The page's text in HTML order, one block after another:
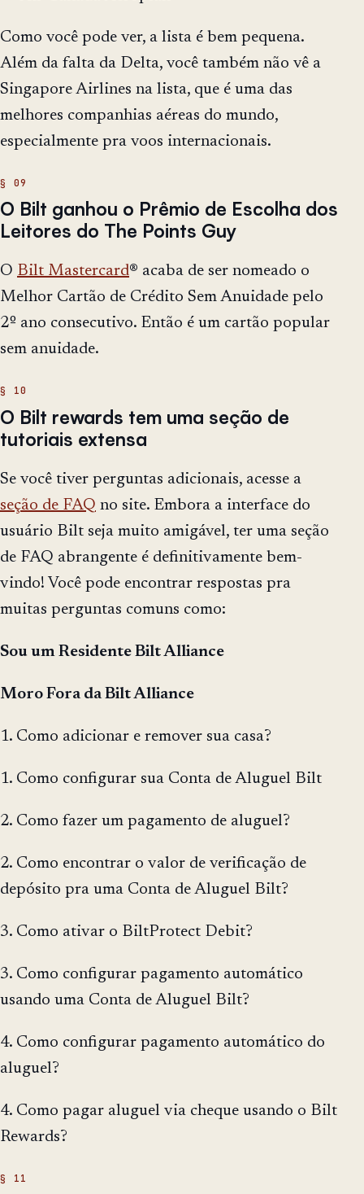
Como você pode ver, a lista é bem pequena.
Além da falta da Delta, você também não vê a
Singapore Airlines na lista, que é uma das
melhores companhias aéreas do mundo,
especialmente pra voos internacionais.
O Bilt ganhou o Prêmio de Escolha dos
Leitores do The Points Guy
O Bilt Mastercard® acaba de ser nomeado o
Melhor Cartão de Crédito Sem Anuidade pelo
2º ano consecutivo. Então é um cartão popular
sem anuidade.
O Bilt rewards tem uma seção de
tutoriais extensa
Se você tiver perguntas adicionais, acesse a
seção de FAQ no site. Embora a interface do
usuário Bilt seja muito amigável, ter uma seção
de FAQ abrangente é definitivamente bem-
vindo! Você pode encontrar respostas pra
muitas perguntas comuns como:
Sou um Residente Bilt Alliance
Moro Fora da Bilt Alliance
1. Como adicionar e remover sua casa?
1. Como configurar sua Conta de Aluguel Bilt
2. Como fazer um pagamento de aluguel?
2. Como encontrar o valor de verificação de
depósito pra uma Conta de Aluguel Bilt?
3. Como ativar o BiltProtect Debit?
3. Como configurar pagamento automático
usando uma Conta de Aluguel Bilt?
4. Como configurar pagamento automático do
aluguel?
4. Como pagar aluguel via cheque usando o Bilt
Rewards?